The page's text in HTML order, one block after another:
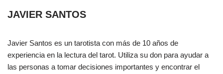
JAVIER SANTOS
Javier Santos es un tarotista con más de 10 años de
experiencia en la lectura del tarot. Utiliza su don para ayudar a
las personas a tomar decisiones importantes y encontrar el